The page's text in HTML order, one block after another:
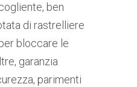
ben
di rastrelliere
bloccare le
garanzia
parimenti